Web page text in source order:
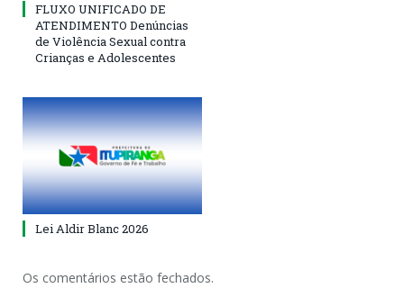
FLUXO UNIFICADO DE
ATENDIMENTO Denúncias
de Violência Sexual contra
Crianças e Adolescentes
Lei Aldir Blanc 2026
Os comentários estão fechados.